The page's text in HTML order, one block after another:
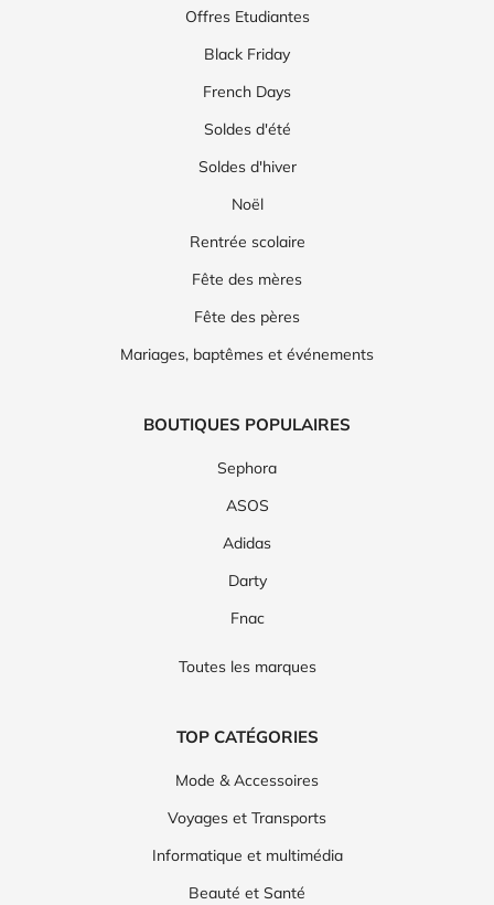
Offres Etudiantes
Black Friday
French Days
Soldes d'été
Soldes d'hiver
Noël
Rentrée scolaire
Fête des mères
Fête des pères
Mariages, baptêmes et événements
BOUTIQUES POPULAIRES
Sephora
ASOS
Adidas
Darty
Fnac
Toutes les marques
TOP CATÉGORIES
Mode & Accessoires
Voyages et Transports
Informatique et multimédia
Beauté et Santé